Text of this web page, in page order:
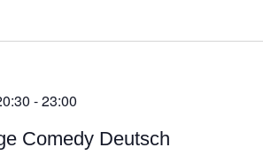
Comedy Deutsch
-23:00